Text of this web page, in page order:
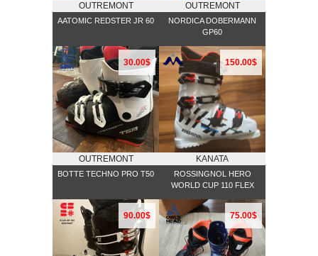
OUTREMONT
AATOMIC REDSTER JR 60
OUTREMONT
NORDICA DOBERMANN
GP60
30.00$
OUTREMONT
BOTTE TECHNO PRO T50
150.00$
KANATA
ROSSINGNOL HERO
WORLD CUP 110 FLEX
90.00$ 75.00$